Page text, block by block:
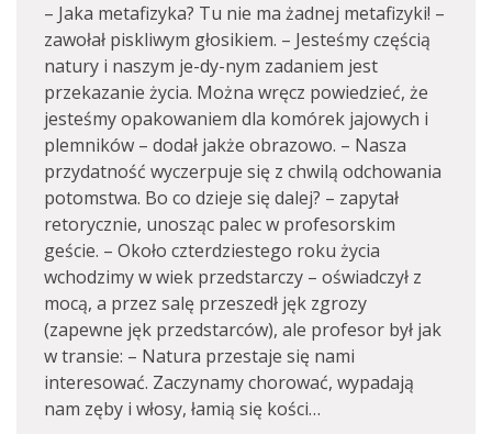
– Jaka metafizyka? Tu nie ma żadnej metafizyki! –
zawołał piskliwym głosikiem. – Jesteśmy częścią
natury i naszym je-dy-nym zadaniem jest
przekazanie życia. Można wręcz powiedzieć, że
jesteśmy opakowaniem dla komórek jajowych i
plemników – dodał jakże obrazowo. – Nasza
przydatność wyczerpuje się z chwilą odchowania
potomstwa. Bo co dzieje się dalej? – zapytał
retorycznie, unosząc palec w profesorskim
geście. – Około czterdziestego roku życia
wchodzimy w wiek przedstarczy – oświadczył z
mocą, a przez salę przeszedł jęk zgrozy
(zapewne jęk przedstarców), ale profesor był jak
w transie: – Natura przestaje się nami
interesować. Zaczynamy chorować, wypadają
nam zęby i włosy, łamią się kości…